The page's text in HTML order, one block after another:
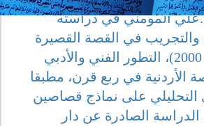
المومني في دراسته
والتجريب في القصة القصيرة
الأردنية(1970 ـ 2000)، التطور الفني والأدبي
الأردنية في ربع قرن، مطبقا
التحليلي على نماذج قصاصين
الدراسة الصادرة عن دار